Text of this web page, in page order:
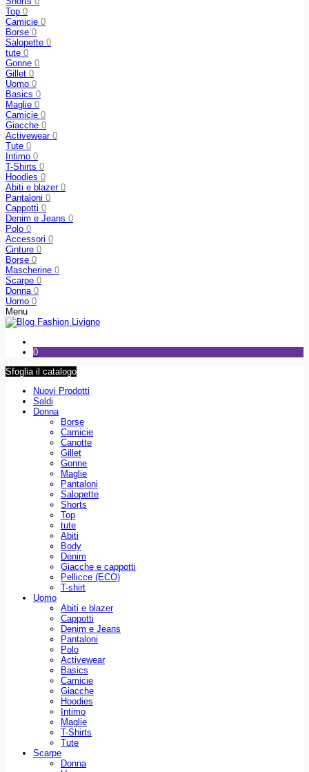
Top 0
Camicie 0
Borse 0
Salopette 0
tute 0
Gonne 0
Gillet 0
Uomo 0
Basics 0
Maglie 0
Camicie 0
Giacche 0
Activewear 0
Tute 0
Intimo 0
T-Shirts 0
Hoodies 0
Abiti e blazer 0
Pantaloni 0
Cappotti 0
Denim e Jeans 0
Polo 0
Accessori 0
Cinture 0
Borse 0
Mascherine 0
Scarpe 0
Donna 0
Uomo 0
Menu
0
Sfoglia il catalogo
Nuovi Prodotti
Saldi
Donna
Borse
Camicie
Canotte
Gillet
Gonne
Maglie
Pantaloni
Salopette
Shorts
Top
tute
Abiti
Body
Denim
Giacche e cappotti
Pellicce (ECO)
T-shirt
Uomo
Abiti e blazer
Cappotti
Denim e Jeans
Pantaloni
Polo
Activewear
Basics
Camicie
Giacche
Hoodies
Intimo
Maglie
T-Shirts
Tute
Scarpe
Donna